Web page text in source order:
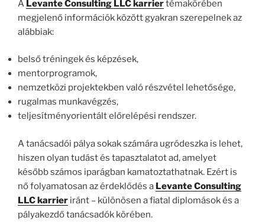
A Levante Consulting LLC karriertémakörében
megjelenő információk között gyakran szerepelnek az
alábbiak:
belső tréningek és képzések,
mentorprogramok,
nemzetközi projektekben való részvétel lehetősége,
rugalmas munkavégzés,
teljesítményorientált előrelépési rendszer.
A tanácsadói pálya sokak számára ugródeszka is lehet,
hiszen olyan tudást és tapasztalatot ad, amelyet
később számos iparágban kamatoztathatnak. Ezért is
nő folyamatosan az érdeklődés a Levante Consulting
LLC karrier iránt – különösen a fiatal diplomások és a
pályakezdő tanácsadók körében.